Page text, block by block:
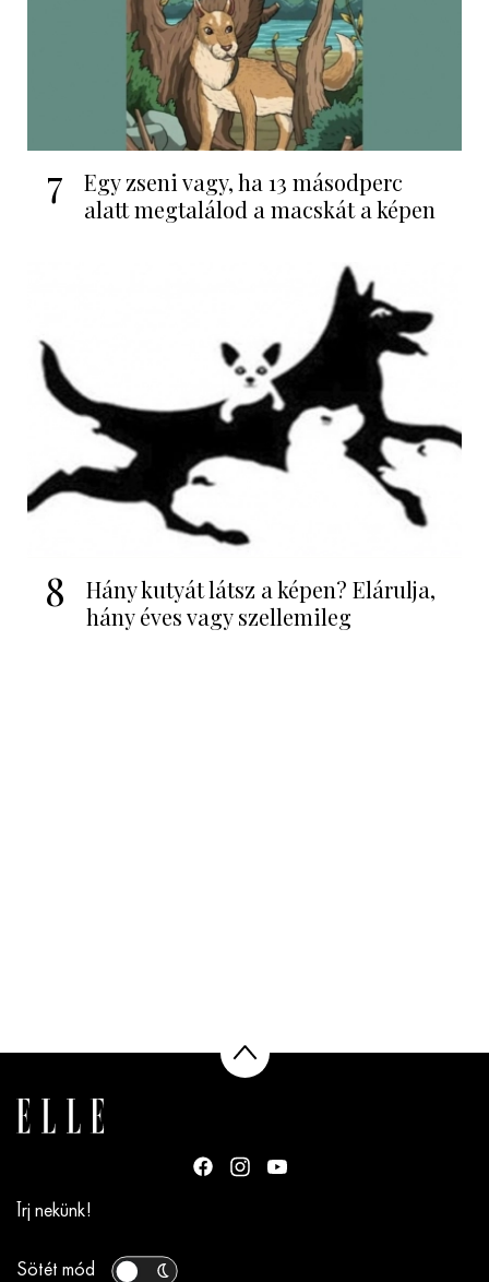
7
Egy zseni vagy, ha 13 másodperc
alatt megtalálod a macskát a képen
8
Hány kutyát látsz a képen? Elárulja,
hány éves vagy szellemileg
Írj nekünk!
Sötét mód